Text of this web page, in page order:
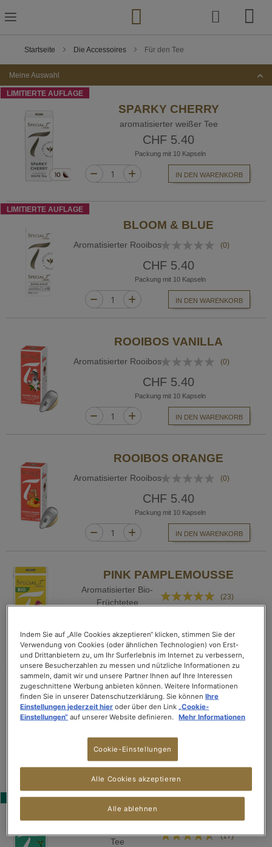
Inhalt
springen
Startseite Die Accessoires Für den Tee
Meine Auswahl
Die Kollektion für ein
ultimatives Erlebnis
LIMITIERTE AUFLAGE
SPARKY CHERRY
aromatisierter weißer Tee
CHF 5.40
Packung mit 10 Kapseln
IN DEN WARENKORB
LIMITIERTE AUFLAGE
BLOOM & BLUE
Aromatisierter RooibosBewertung:
0%
(0)
CHF 5.40
Packung mit 10 Kapseln
IN DEN WARENKORB
ROOIBOS VANILLA
Aromatisierter RooibosBewertung:
0%
(0)
CHF 5.40
Packung mit 10 Kapseln
IN DEN WARENKORB
ROOIBOS ORANGE
Aromatisierter RooibosBewertung:
0%
(0)
CHF 5.40
Packung mit 10 Kapseln
IN DEN WARENKORB
PINK PAMPLEMOUSSE
Aromatisierter Bio-
Früchtetee
Bewertung:
(23)
Packung mit 10 Kapseln
IN DEN WARENKORB
PEACH & APRICOT DREAM
Aromatisierter Weißer
Tee
Bewertung:
(2)
CHF 5.40
Packung mit 10 Kapseln
BESTSELLER
INTENSE MINT
Tee
Bewertung:
(17)
Indem Sie auf „Alle Cookies akzeptieren“ klicken, stimmen Sie der
Verwendung von Cookies (oder ähnlichen Technologien) von Erst-
und Drittanbietern zu, um Ihr Surferlebnis im Internet zu verbessern,
unsere Besucherzahlen zu messen und nützliche Informationen zu
sammeln, damit wir und unsere Partner Ihnen auf Ihre Interessen
zugeschnittene Werbung anbieten können. Weitere Informationen
finden Sie in unserer Datenschutzerklärung. Sie könnenIhre
Einstellungen jederzeit hier oder über den Link„Cookie-
Einstellungen“ auf unserer Website definieren. Mehr Informationen
Cookie-Einstellungen
Alle ablehnen
Alle Cookies akzeptieren